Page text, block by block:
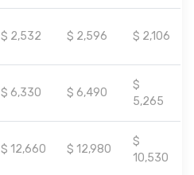
$ 2,532 $ 2,596 $ 2,106
$ 6,330 $ 6,490
$
5,265
$ 12,660 $ 12,980
$
10,530